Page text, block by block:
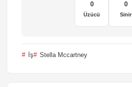
0
Üzücü
0
Sinir
İş Stella Mccartney